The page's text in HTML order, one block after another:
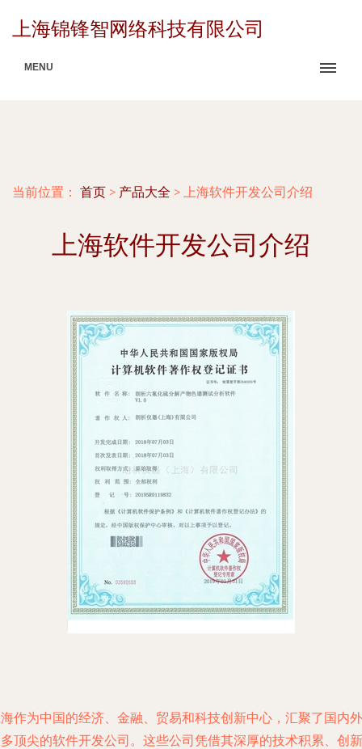
上海锦锋智网络科技有限公司
MENU
当前位置： 首页 > 产品大全 > 上海软件开发公司介绍
上海软件开发公司介绍
作为中国的经济、金融、贸易和科技创新中心，汇聚了国内外
顶尖的软件开发公司。这些公司凭借其深厚的技术积累、创新